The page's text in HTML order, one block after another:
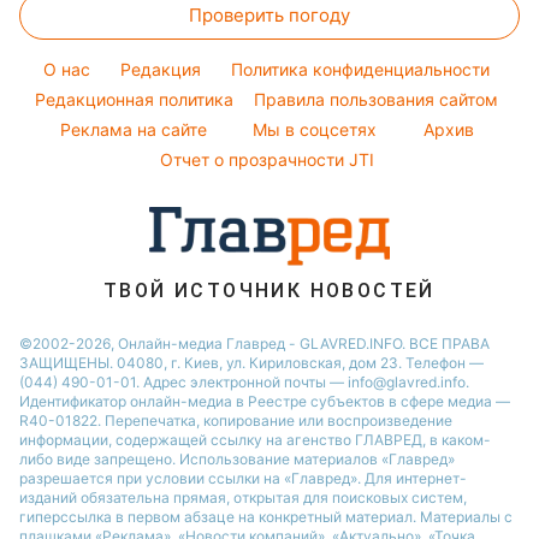
Настя Каменских
Виталий Козловский
Потап
София Ротару
Новости Днепра
Новости Тернополя
Новости Житомира
Новости Одессы
Новости Харькова
Окрашивание волос
Красивый маникюр
Легкие десерты
Напитки
Праздничное меню
Тесты по картинке
Оптические иллюзии
Народные приметы
Все о шоу-бизнесе
Проверить погоду
O нас Редакция
Политика конфиденциальности
Редакционная политика
Правила пользования сайтом
Реклама на сайте
Мы в соцсетях
Архив
Отчет о прозрачности JTI
ТВОЙ ИСТОЧНИК НОВОСТЕЙ
©2002-2026, Онлайн-медиа Главред - GLAVRED.INFO. ВСЕ ПРАВА
ЗАЩИЩЕНЫ. 04080, г. Киев, ул. Кириловская, дом 23. Телефон —
(044) 490-01-01. Адрес электронной почты — info@glavred.info.
Идентификатор онлайн-медиа в Реестре cубъектов в сфере медиа —
R40-01822. Перепечатка, копирование или воспроизведение
информации, содержащей ссылку на агенство ГЛАВРЕД, в каком-
либо виде запрещено. Использование материалов «Главред»
разрешается при условии ссылки на «Главред». Для интернет-
изданий обязательна прямая, открытая для поисковых систем,
гиперссылка в первом абзаце на конкретный материал. Материалы с